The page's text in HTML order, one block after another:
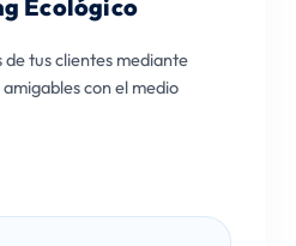
Ecológico
tus clientes mediante
con el medio